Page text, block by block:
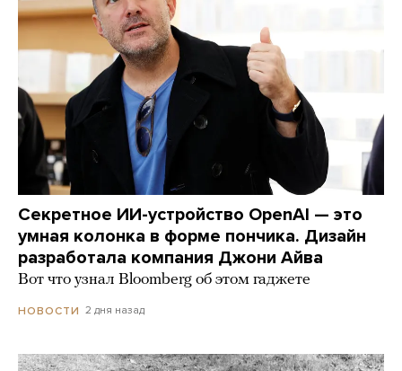
Секретное ИИ-устройство OpenAI — это
умная колонка в форме пончика. Дизайн
разработала компания Джони Айва
Вот что узнал Bloomberg об этом гаджете
НОВОСТИ 2 дня назад